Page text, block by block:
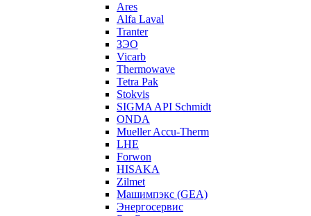
Ares
Alfa Laval
Tranter
ЗЭО
Vicarb
Thermowave
Tetra Pak
Stokvis
SIGMA API Schmidt
ONDA
Mueller Accu-Therm
LHE
Forwon
HISAKA
Zilmet
Машимпэкс (GEA)
Энергосервис